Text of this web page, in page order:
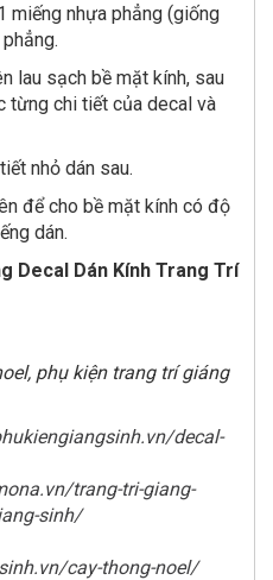
miếng nhựa phẳng (giống
lau sạch bề mặt kính, sau
từng chi tiết của decal và
nhỏ dán sau.
để cho bề mặt kính có độ
dán.
Decal Dán Kính Trang Trí
phụ kiện trang trí giáng
decal-
trang-tri-giang-
sinh/
cay-thong-noel/